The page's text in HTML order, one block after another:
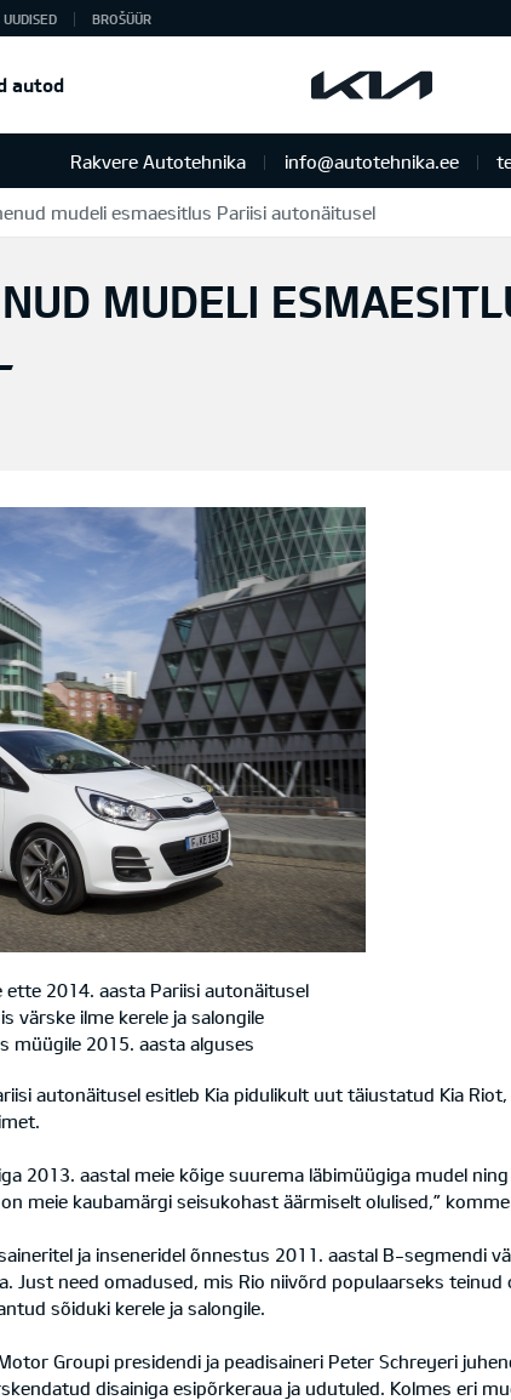
autod
UUDISED BROŠÜÜR
Rakvere Autotehnika info@autotehnika.ee
mudeli esmaesitlus Pariisi autonäitusel
MUDELI
ette 2014. aasta Pariisi autonäitusel
värske ilme kerele ja salongile
müügile 2015. aasta alguses
autonäitusel esitleb Kia pidulikult uut täiustatud Kia
2013. aastal meie kõige suurema läbimüügiga mudel
meie kaubamärgi seisukohast äärmiselt olulised,”
ja inseneridel õnnestus 2011. aastal B-segmendi
Just need omadused, mis Rio niivõrd populaarseks
sõiduki kerele ja salongile.
Groupi presidendi ja peadisaineri Peter Schreyeri
disainiga esipõrkeraua ja udutuled. Kolmes eri